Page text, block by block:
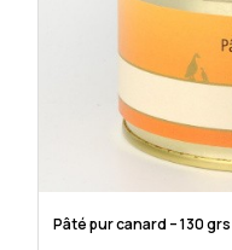
Pâté pur canard – 130 grs